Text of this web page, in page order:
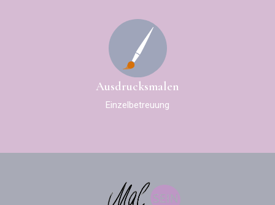
Ausdrucksmalen
Einzelbetreuung